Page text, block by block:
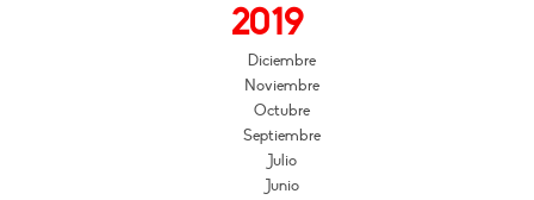
2019
Diciembre
Noviembre
Octubre
Septiembre
Julio
Junio